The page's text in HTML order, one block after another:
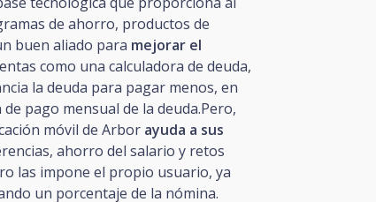
de ahorro, productos de
buen aliado para mejorar el
como una calculadora de deuda,
la deuda para pagar menos, en
pago mensual de la deuda.Pero,
móvil de Arbor ayuda a sus
ahorro del salario y retos
las impone el propio usuario, ya
un porcentaje de la nómina.